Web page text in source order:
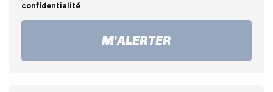
confidentialité
M'ALERTER